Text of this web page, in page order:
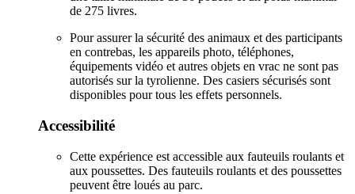
de 275 livres.
Pour assurer la sécurité des animaux et des participants
en contrebas, les appareils photo, téléphones,
équipements vidéo et autres objets en vrac ne sont pas
autorisés sur la tyrolienne. Des casiers sécurisés sont
disponibles pour tous les effets personnels.
Accessibilité
Cette expérience est accessible aux fauteuils roulants et
aux poussettes. Des fauteuils roulants et des poussettes
peuvent être loués au parc.